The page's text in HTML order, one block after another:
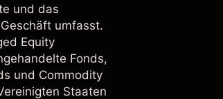
und das
umfasst.
Equity
Fonds,
und Commodity
Staaten